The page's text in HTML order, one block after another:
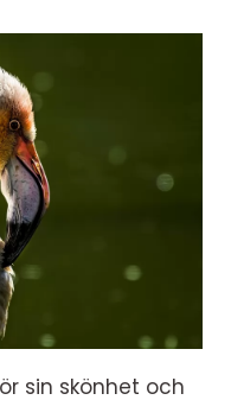
sin skönhet och